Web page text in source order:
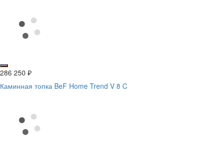
286 250 ₽
Каминная топка BeF Home Trend V 8 C